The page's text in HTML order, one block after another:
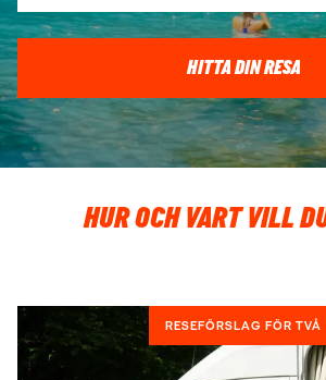
HITTA DIN RESA
HUR OCH VART VILL
RESEFÖRSLAG FÖR TVÅ